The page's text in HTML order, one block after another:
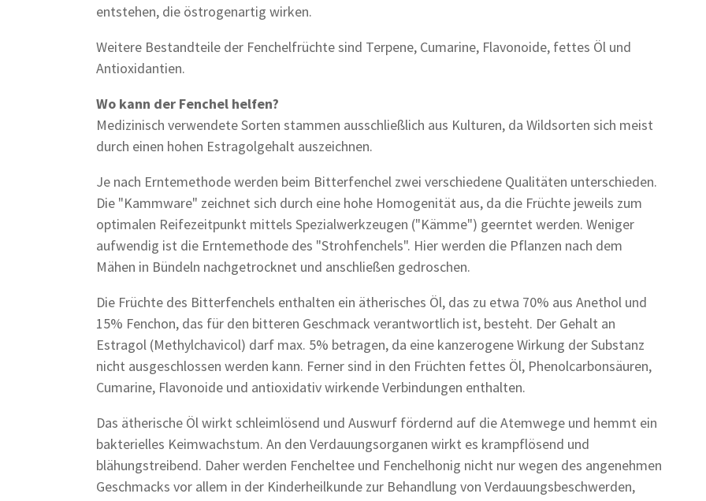
entstehen, die östrogenartig wirken.
Weitere Bestandteile der Fenchelfrüchte sind Terpene, Cumarine, Flavonoide, fettes Öl und
Antioxidantien.
Wo kann der Fenchel helfen?
Medizinisch verwendete Sorten stammen ausschließlich aus Kulturen, da Wildsorten sich meist
durch einen hohen Estragolgehalt auszeichnen.
Je nach Erntemethode werden beim Bitterfenchel zwei verschiedene Qualitäten unterschieden.
Die "Kammware" zeichnet sich durch eine hohe Homogenität aus, da die Früchte jeweils zum
optimalen Reifezeitpunkt mittels Spezialwerkzeugen ("Kämme") geerntet werden. Weniger
aufwendig ist die Erntemethode des "Strohfenchels". Hier werden die Pflanzen nach dem
Mähen in Bündeln nachgetrocknet und anschließen gedroschen.
Die Früchte des Bitterfenchels enthalten ein ätherisches Öl, das zu etwa 70% aus Anethol und
15% Fenchon, das für den bitteren Geschmack verantwortlich ist, besteht. Der Gehalt an
Estragol (Methylchavicol) darf max. 5% betragen, da eine kanzerogene Wirkung der Substanz
nicht ausgeschlossen werden kann. Ferner sind in den Früchten fettes Öl, Phenolcarbonsäuren,
Cumarine, Flavonoide und antioxidativ wirkende Verbindungen enthalten.
Das ätherische Öl wirkt schleimlösend und Auswurf fördernd auf die Atemwege und hemmt ein
bakterielles Keimwachstum. An den Verdauungsorganen wirkt es krampflösend und
blähungstreibend. Daher werden Fencheltee und Fenchelhonig nicht nur wegen des angenehmen
Geschmacks vor allem in der Kinderheilkunde zur Behandlung von Verdauungsbeschwerden,